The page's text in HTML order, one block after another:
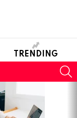
TRENDING